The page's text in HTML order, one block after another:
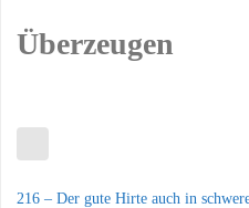
Überzeugen
216 – Der gute Hirte auch in